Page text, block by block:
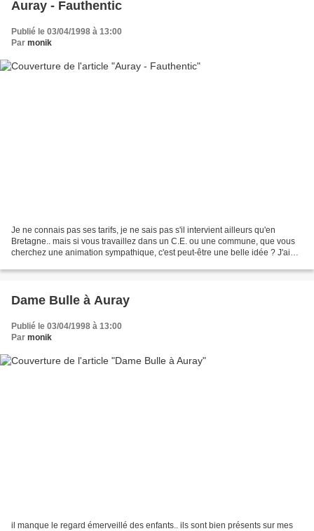
Auray - Fauthentic
Publié le 03/04/1998 à 13:00
Par monik
Je ne connais pas ses tarifs, je ne sais pas s'il intervient ailleurs qu'en
Bretagne.. mais si vous travaillez dans un C.E. ou une commune, que vous
cherchez une animation sympathique, c'est peut-être une belle idée ? J'ai
Dame Bulle à Auray
Publié le 03/04/1998 à 13:00
Par monik
il manque le regard émerveillé des enfants.. ils sont bien présents sur mes